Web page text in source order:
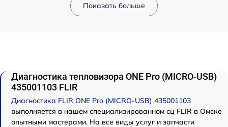
Показать больше
Диагностика тепловизора ONE Pro (MICRO-USB)
435001103 FLIR
Диагностика FLIR ONE Pro (MICRO-USB) 435001103
выполняется в нашем специализированном сц FLIR в Омске
опытными мастерами. На все виды услуг и запчасти